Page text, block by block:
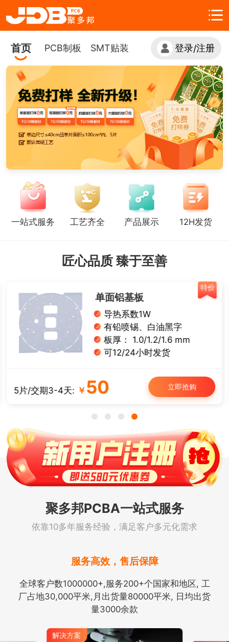
首页 PCB制板 SMT贴装 登录/注册
一站式服务 工艺齐全 产品展示 12H发货
匠心品质 臻于至善
特价
单面铝基板
导热系数1W
有铅喷锡、白油黑字
板厚： 1.0/1.2/1.6 mm
可12/24小时发货
5片/交期3-4天: ￥ 50 立即抢购
聚多邦PCBA一站式服务
依靠10多年服务经验，满足客户多元化需求
服务高效，售后保障
全球客户数1000000+,服务200+个国家和地区, 工
厂占地30,000平米,月出货量80000平米, 日均出货
量3000余款
解决方案